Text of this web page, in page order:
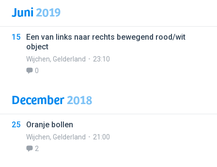
Juni2019
15
Een van links naar rechts bewegend rood/wit
object
Wijchen, Gelderland
23:10
0
December2018
25 Oranje bollen
Wijchen, Gelderland
21:00
2